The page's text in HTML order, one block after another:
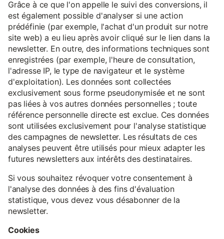
Grâce à ce que l'on appelle le suivi des conversions, il
est également possible d'analyser si une action
prédéfinie (par exemple, l'achat d'un produit sur notre
site web) a eu lieu après avoir cliqué sur le lien dans la
newsletter. En outre, des informations techniques sont
enregistrées (par exemple, l'heure de consultation,
l'adresse IP, le type de navigateur et le système
d'exploitation). Les données sont collectées
exclusivement sous forme pseudonymisée et ne sont
pas liées à vos autres données personnelles ; toute
référence personnelle directe est exclue. Ces données
sont utilisées exclusivement pour l'analyse statistique
des campagnes de newsletter. Les résultats de ces
analyses peuvent être utilisés pour mieux adapter les
futures newsletters aux intérêts des destinataires.
Si vous souhaitez révoquer votre consentement à
l'analyse des données à des fins d'évaluation
statistique, vous devez vous désabonner de la
newsletter.
Cookies